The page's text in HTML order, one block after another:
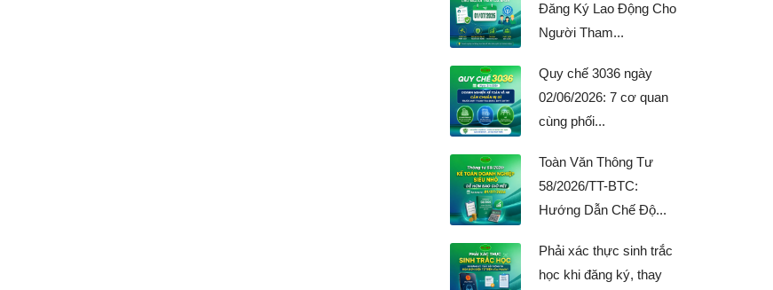
Đăng Ký Lao Động Cho
Người Tham...
Quy chế 3036 ngày
02/06/2026: 7 cơ quan
cùng phối...
Toàn Văn Thông Tư
58/2026/TT-BTC:
Hướng Dẫn Chế Độ...
Phải xác thực sinh trắc
học khi đăng ký, thay